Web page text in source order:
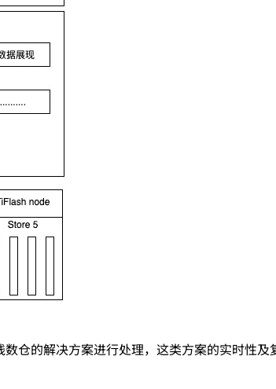
仓的解决方案进行处理，这类方案的实时性